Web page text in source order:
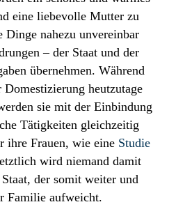
eine liebevolle Mutter zu
nahezu unvereinbar
– der Staat und der
übernehmen. Während
heutzutage
sie mit der Einbindung
Tätigkeiten gleichzeitig
ihre Frauen, wie eine Studie
wird niemand damit
der somit weiter und
Familie aufweicht.